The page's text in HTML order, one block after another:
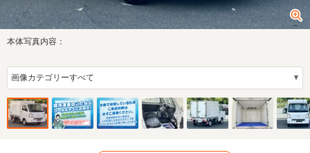
本体写真内容：